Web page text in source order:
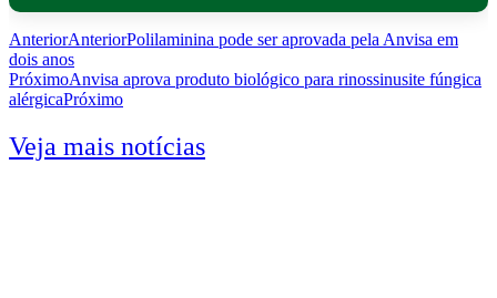
AnteriorAnteriorPolilaminina pode ser aprovada pela Anvisa em
dois anos
PróximoAnvisa aprova produto biológico para rinossinusite fúngica
alérgicaPróximo
Veja mais notícias